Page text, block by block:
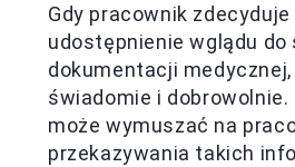
Gdy pracownik zdecyduje
udostępnienie wglądu do
dokumentacji
świadomie i dobrowolnie.
może wymuszać na
przekazywania takich